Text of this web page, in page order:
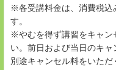
※各受講料金は、消費税込
す。
※やむを得ず講習をキャン
い。前日および当日のキャ
別途キャンセル料をいただ